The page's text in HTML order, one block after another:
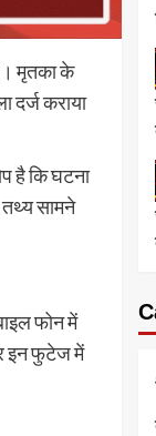
मृतका के
दर्ज कराया
है कि घटना
तथ्य सामने
फोन में
इन फुटेज में